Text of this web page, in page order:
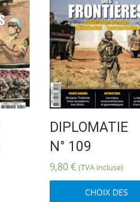
DIPLOMATIE
N° 109
9,80€ (TVA incluse)
CHOIX DES